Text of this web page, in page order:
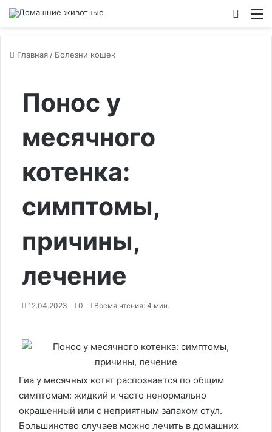
Главная / Болезни кошек
Понос у
месячного
котенка:
симптомы,
причины,
лечение
12.04.2023 0 Время чтения: 4 мин.
Гиа у месячных котят распознается по общим
симптомам: жидкий и часто ненормально
окрашенный или с неприятным запахом стул.
Большинство случаев можно лечить в домашних